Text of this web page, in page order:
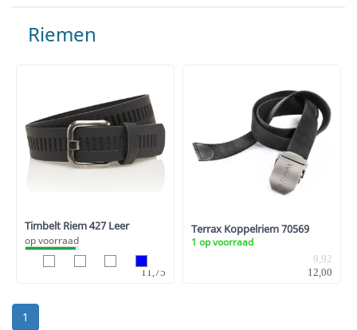
Riemen
Timbelt Riem 427 Leer
op voorraad
9,71
11,75
Terrax Koppelriem 70569
1 op voorraad
9,92
12,00
1